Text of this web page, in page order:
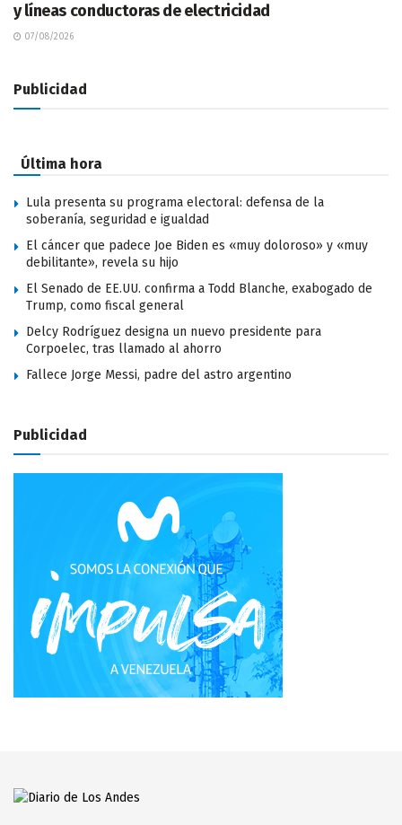
y líneas conductoras de electricidad
07/08/2026
Publicidad
Última hora
Lula presenta su programa electoral: defensa de la
soberanía, seguridad e igualdad
El cáncer que padece Joe Biden es «muy doloroso» y «muy
debilitante», revela su hijo
El Senado de EE.UU. confirma a Todd Blanche, exabogado de
Trump, como fiscal general
Delcy Rodríguez designa un nuevo presidente para
Corpoelec, tras llamado al ahorro
Fallece Jorge Messi, padre del astro argentino
Publicidad